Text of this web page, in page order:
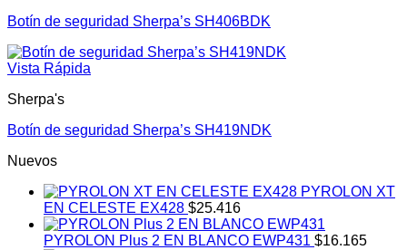
Botín de seguridad Sherpa’s SH406BDK
Vista Rápida
Sherpa's
Botín de seguridad Sherpa’s SH419NDK
Nuevos
PYROLON XT
EN CELESTE EX428 $25.416
PYROLON Plus 2 EN BLANCO EWP431 $16.165